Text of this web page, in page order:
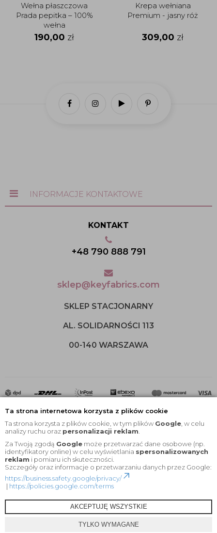
Ta strona internetowa korzysta z plików cookie
Ta strona korzysta z plików cookie, w tym plików Google , w celu
analizy ruchu oraz personalizacji reklam
Za Twoją zgodą Google może przetwarzać dane osobowe (np.
identyfikatory online) w celu wyświetlania spersonalizowanych
reklam i pomiaru ich skuteczności.
Szczegóły oraz informacje o przetwarzaniu danych przez Google:
https://business.safety.google/privacy/
| https://policies.google.com/terms
AKCEPTUJĘ WSZYSTKIE
TYLKO WYMAGANE
Wełna płaszczowa
Prada pepitka – 100%
wełna
190,00 zł
Krepa wełniana
Premium - jasny róż
309,00 zł
INFORMACJE KONTAKTOWE
KONTAKT
+48 790 888 791
sklep@keyfabrics.com
SKLEP STACJONARNY
AL. SOLIDARNOŚCI 113
00-140 WARSZAWA
2020 © Wszelkie Prawa Zastrzeżone |KEYfabrics
Projekt i oprogramowanie sklepu: